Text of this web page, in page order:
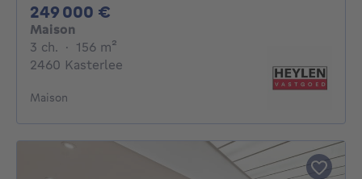
249 000 €
Maison
3 ch. 3 chambres
· 156 m²
2460 Kasterlee
Maison